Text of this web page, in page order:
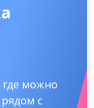
можно
с